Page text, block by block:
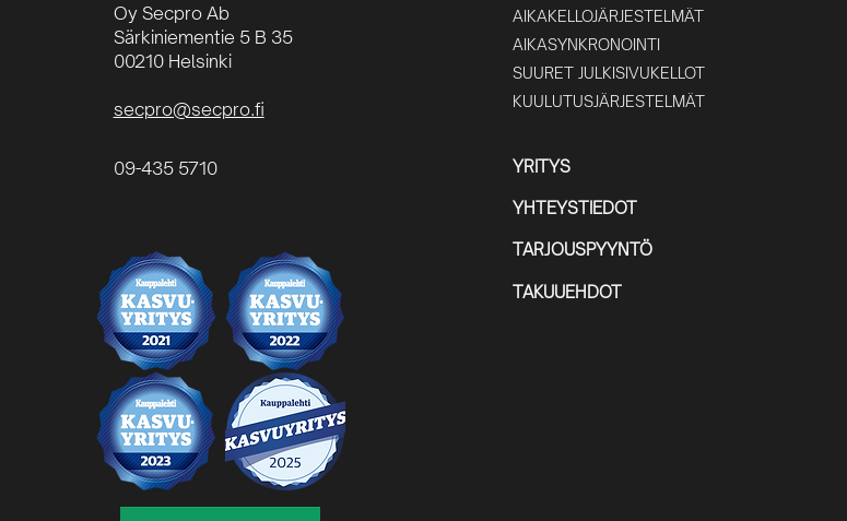
Oy Secpro Ab
Särkiniementie 5 B 35
00210 Helsinki
secpro@secpro.fi
09-435 5710
AIKAKELLOJÄRJESTELMÄT
AIKASYNKRONOINTI
SUURET JULKISIVUKELLOT
KUULUTUSJÄRJESTELMÄT
YRITYS
YHTEYSTIEDOT
TARJOUSPYYNTÖ
TAKUUEHDOT